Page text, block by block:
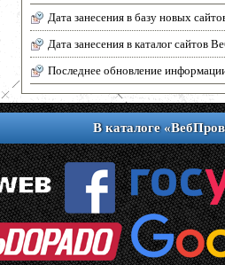
Дата занесения в базу новых
Дата занесения в каталог сайтов
Последнее обновление
В каталоге